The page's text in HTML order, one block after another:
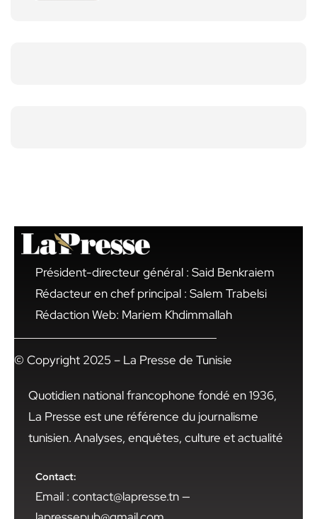
Président-directeur général : Said Benkraiem
Rédacteur en chef principal : Salem Trabelsi
Rédaction Web: Mariem Khdimmallah
© Copyright 2025 – La Presse de Tunisie
Quotidien national francophone fondé en 1936,
La Presse est une référence du journalisme
tunisien. Analyses, enquêtes, culture et actualité
Contact:
Email : contact@lapresse.tn —